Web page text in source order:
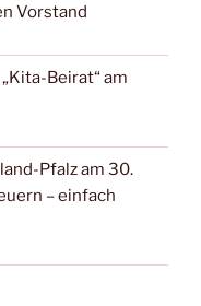
Vorstand
Beirat“ am
Pfalz am 30.
– einfach